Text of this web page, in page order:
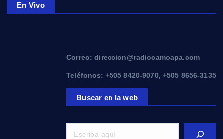
En Vivo
Correo: direccion@radiocamoapa.com
Teléfonos: +505 8420-9070, +505 8656-3135
Buscar en la web